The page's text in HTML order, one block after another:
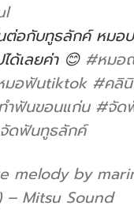
อกับทูธลักค์ หมอป
ได้เลยค่า 😊 #หม
มอฟันtiktok #คลิ
าฟันขอนแก่น #จัด
ดฟันทูธลักค์
melody by
– Mitsu Sound